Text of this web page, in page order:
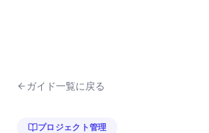
ガイド一覧に戻る
プロジェクト管理